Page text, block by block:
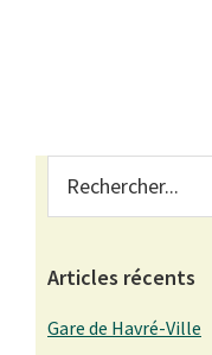
Primary
Sidebar
Articles récents
Gare de Havré-Ville